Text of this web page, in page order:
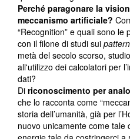
Perché paragonare la
meccanismo artificiale?
“Recognition” e quali sono
con il filone di studi sui
metà del secolo scorso,
all'utilizzo dei calcolatori per
dati?
Di riconoscimento per
che lo racconta come
storia dell’umanità, già per
nuovo unicamente come